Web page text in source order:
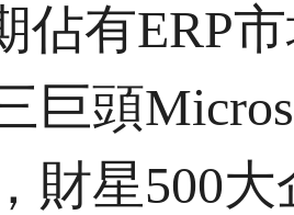
佔有ERP
巨頭
財星500